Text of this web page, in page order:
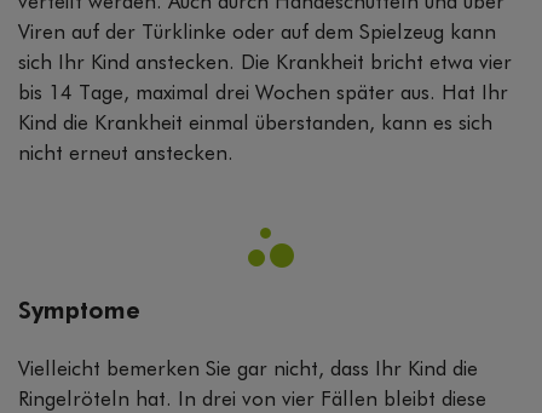
Viren auf der Türklinke oder auf dem Spielzeug kann
sich Ihr Kind anstecken. Die Krankheit bricht etwa vier
bis 14 Tage, maximal drei Wochen später aus. Hat Ihr
Kind die Krankheit einmal überstanden, kann es sich
nicht erneut anstecken.
Symptome
Vielleicht bemerken Sie gar nicht, dass Ihr Kind die
Ringelröteln hat. In drei von vier Fällen bleibt diese